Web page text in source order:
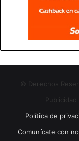
© Derechos
Política de
Comunícate con